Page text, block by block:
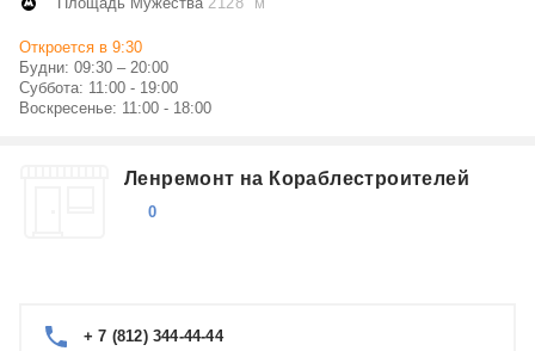
Откроется в 9:30
Будни: 09:30 – 20:00
Суббота: 11:00 - 19:00
Воскресенье: 11:00 - 18:00
Ленремонт на Кораблестроителей
0
+ 7 (812) 344-44-44